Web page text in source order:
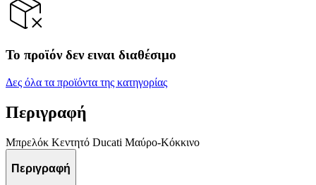
Το προϊόν δεν ειναι διαθέσιμο
Δες όλα τα προϊόντα της κατηγορίας
Περιγραφή
Μπρελόκ Κεντητό Ducati Μαύρο-Κόκκινο
Περιγραφή